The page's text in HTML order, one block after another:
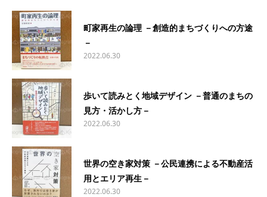
町家再生の論理 －創造的まちづくりへの方途
－
2022.06.30
歩いて読みとく地域デザイン －普通のまちの
見方・活かし方－
2022.06.30
世界の空き家対策 －公民連携による不動産活
用とエリア再生－
2022.06.30